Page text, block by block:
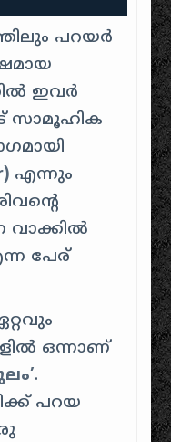
പറയർ
ഇവർ
സാമൂഹിക
എന്നും
വാക്കിൽ
പേര്
ഒന്നാണ്
.
പറയ